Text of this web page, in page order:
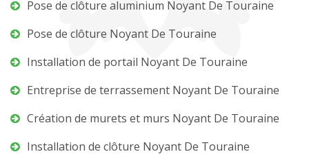
Pose de clôture aluminium Noyant De Touraine
Pose de clôture Noyant De Touraine
Installation de portail Noyant De Touraine
Entreprise de terrassement Noyant De Touraine
Création de murets et murs Noyant De Touraine
Installation de clôture Noyant De Touraine